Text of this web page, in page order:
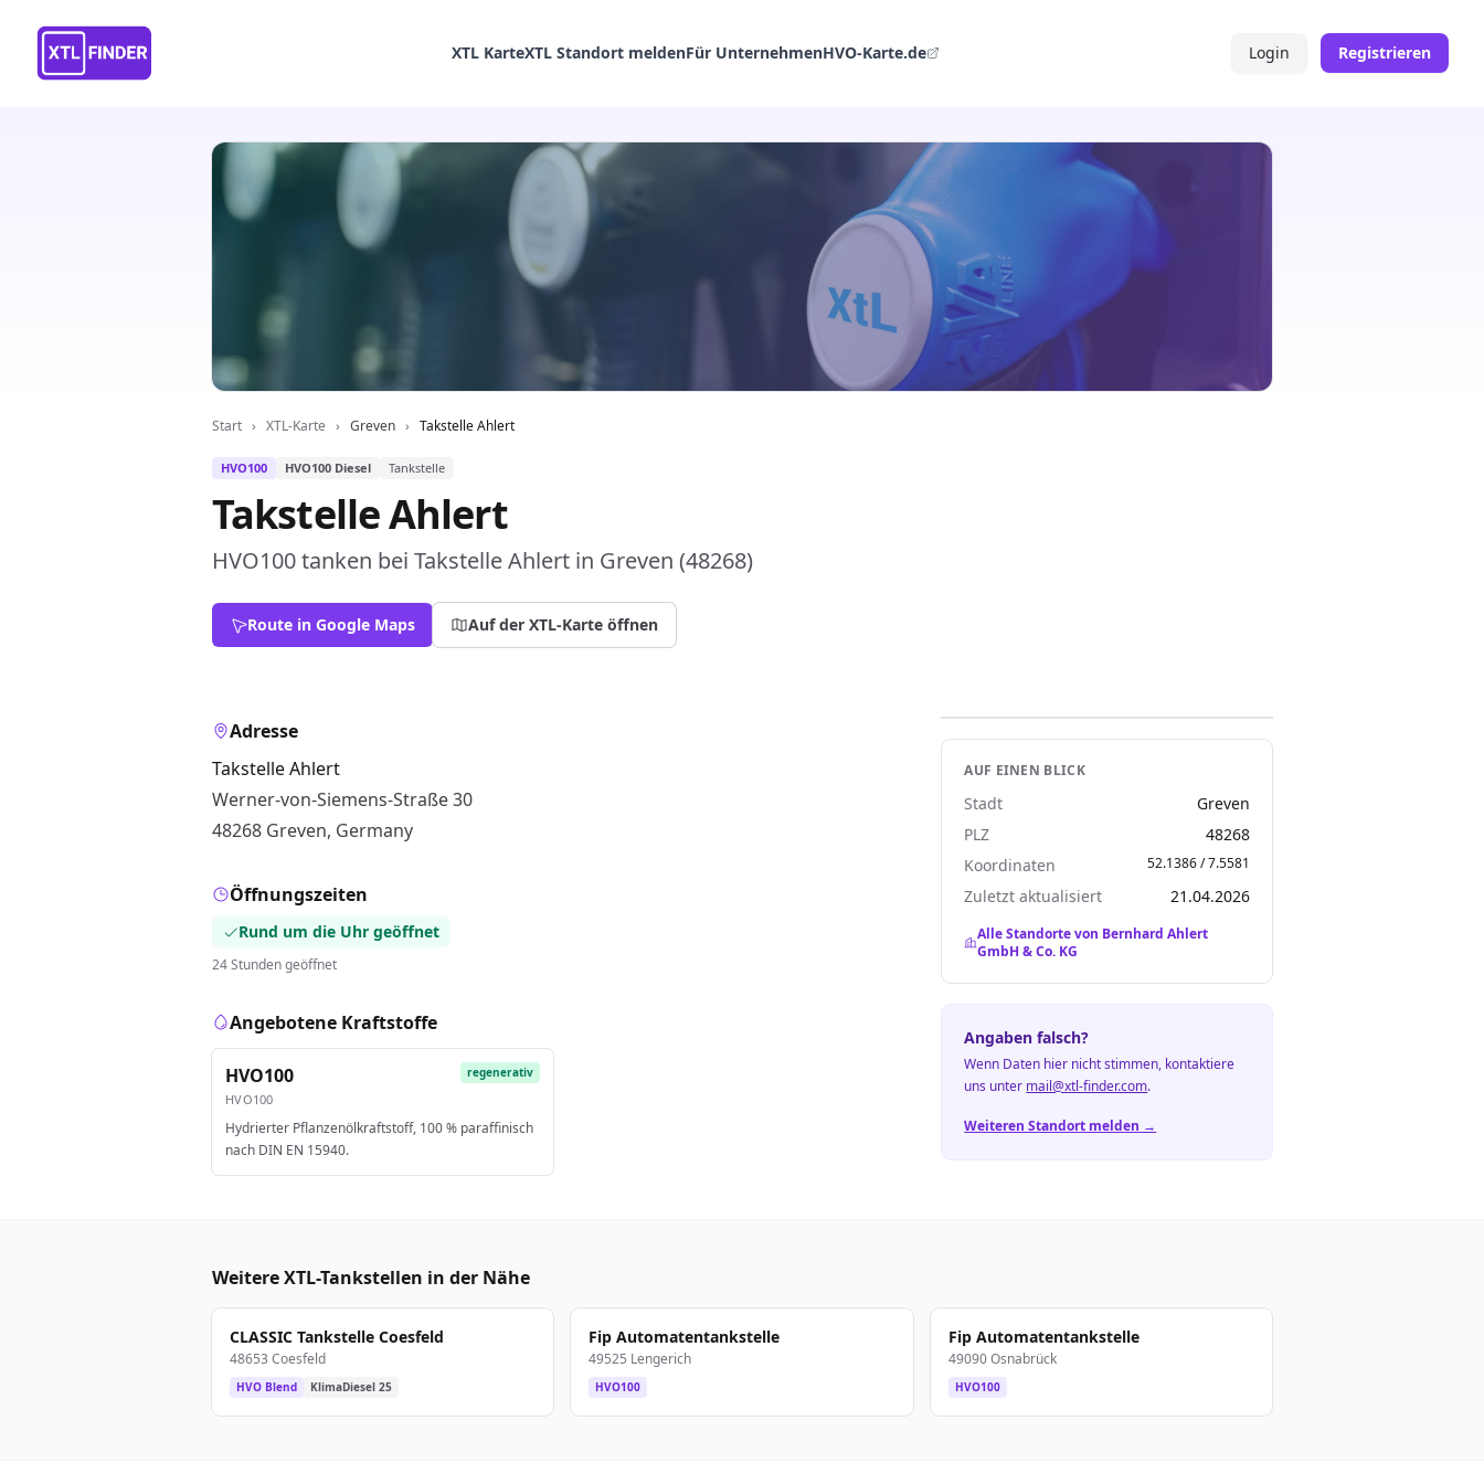
XTL KarteXTL Standort meldenFür UnternehmenHVO-Karte.de Login Registrieren
Start › XTL-Karte › Greven › Takstelle Ahlert
HVO100 HVO100 Diesel Tankstelle
Takstelle Ahlert
HVO100 tanken bei Takstelle Ahlert in Greven (48268)
Route in Google Maps Auf der XTL-Karte öffnen
Adresse
Takstelle Ahlert
Werner-von-Siemens-Straße 30
48268 Greven, Germany
Öffnungszeiten
Rund um die Uhr geöffnet
24 Stunden geöffnet
Angebotene Kraftstoffe
HVO100
HVO100
regenerativ
Hydrierter Pflanzenölkraftstoff, 100 % paraffinisch
nach DIN EN 15940.
AUF EINEN BLICK
Stadt
Greven
PLZ
48268
Koordinaten
52.1386 / 7.5581
Zuletzt aktualisiert 21.04.2026
Alle Standorte von Bernhard Ahlert
GmbH & Co. KG
Angaben falsch?
Wenn Daten hier nicht stimmen, kontaktiere
uns unter mail@xtl-finder.com.
Weiteren Standort melden →
Weitere XTL-Tankstellen in der Nähe
CLASSIC Tankstelle Coesfeld
48653 Coesfeld
HVO Blend KlimaDiesel 25
Fip Automatentankstelle
49525 Lengerich
HVO100
Fip Automatentankstelle
49090 Osnabrück
HVO100